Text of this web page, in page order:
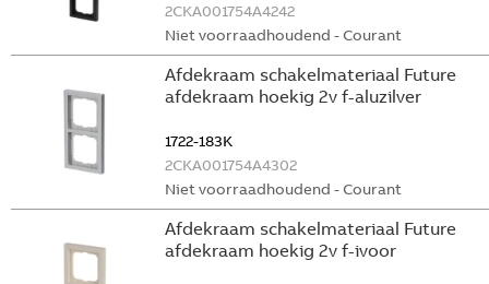
2CKA001754A4242
Niet voorraadhoudend - Courant
Afdekraam schakelmateriaal Future
afdekraam hoekig 2v f-aluzilver
1722-183K
2CKA001754A4302
Niet voorraadhoudend - Courant
Afdekraam schakelmateriaal Future
afdekraam hoekig 2v f-ivoor